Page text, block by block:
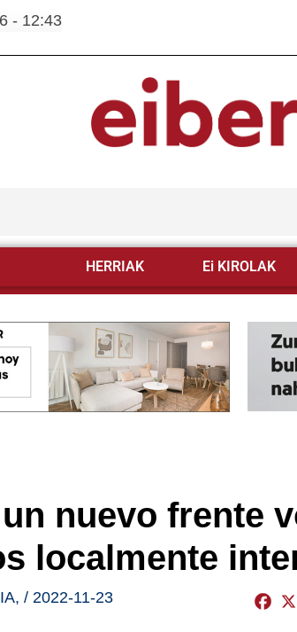
- 12:43
HERRIAK Ei KIROLAK
nuevo frente
localmente
, / 2022-11-23